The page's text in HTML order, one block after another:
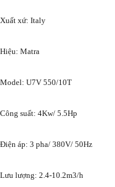
Xuất xứ: Italy
Hiệu: Matra
Model: U7V 550/10T
Công suất: 4Kw/ 5.5Hp
Điện áp: 3 pha/ 380V/ 50Hz
Lưu lượng: 2.4-10.2m3/h